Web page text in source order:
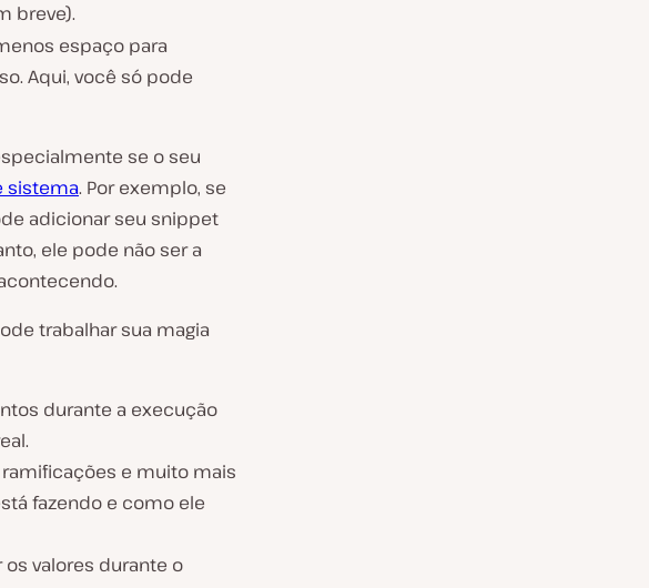
breve).
espaço para
Aqui, você só pode
se o seu
sistema. Por exemplo, se
adicionar seu snippet
ele pode não ser a
trabalhar sua magia
durante a execução
e muito mais
fazendo e como ele
valores durante o